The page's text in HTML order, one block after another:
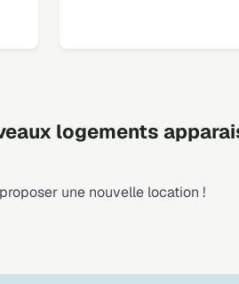
logements
une nouvelle location !